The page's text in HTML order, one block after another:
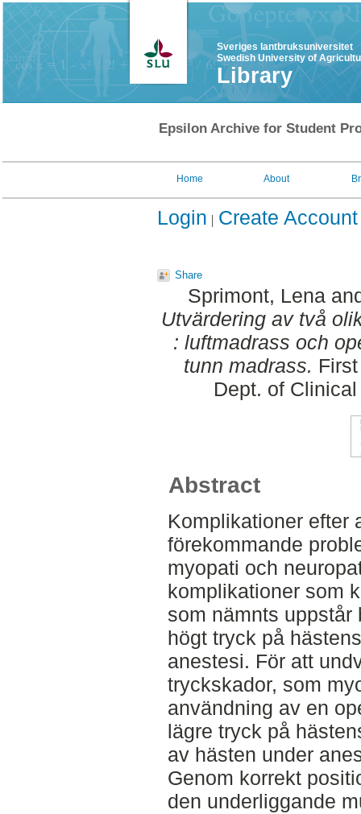
Sveriges lantbruksuniversitet
Swedish University of
Library
Epsilon Archive for Student
Home About
Login Create Account
Share
Sprimont, Lena
Utvärdering av två
: luftmadrass och
tunn madrass.
Dept. of
Abstract
Komplikationer efter
förekommande
myopati och
komplikationer som
som nämnts
högt tryck på
anestesi. För att
tryckskador, som
användning av en
lägre tryck på
av hästen under
Genom korrekt
den underliggande